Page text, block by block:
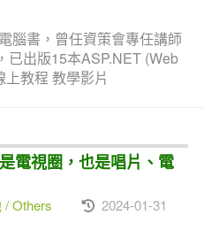
腦書，曾任資策會專任講師
已出版15本ASP.NET (Web
教程 教學影片
電視圈，也是唱片、電
/ Others 2024-01-31